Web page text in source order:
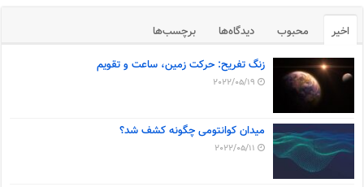
اخیر محبوب دیدگاه‌ها برچسب‌ها
زنگ تفریح: حرکت زمین، ساعت و تقویم
2022/05/19
میدان کوانتومی چگونه کشف شد؟
2022/05/11